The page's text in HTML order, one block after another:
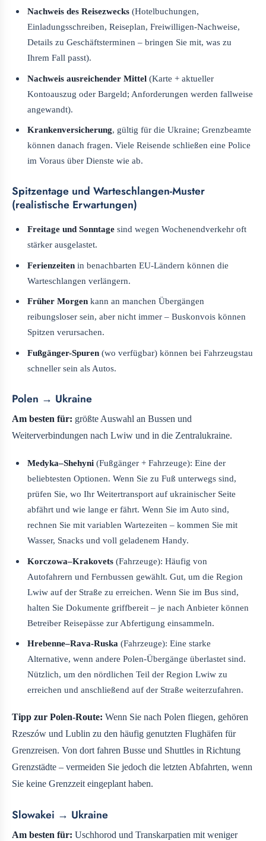
Nachweis des Reisezwecks (Hotelbuchungen,
Einladungsschreiben, Reiseplan, Freiwilligen-Nachweise,
Details zu Geschäftsterminen – bringen Sie mit, was zu
Ihrem Fall passt).
Nachweis ausreichender Mittel (Karte + aktueller
Kontoauszug oder Bargeld; Anforderungen werden fallweise
angewandt).
Krankenversicherung, gültig für die Ukraine; Grenzbeamte
können danach fragen. Viele Reisende schließen eine Police
im Voraus über Dienste wie ab.
Spitzentage und Warteschlangen-Muster
(realistische Erwartungen)
Freitage und Sonntage sind wegen Wochenendverkehr oft
stärker ausgelastet.
Ferienzeiten in benachbarten EU-Ländern können die
Warteschlangen verlängern.
Früher Morgen kann an manchen Übergängen
reibungsloser sein, aber nicht immer – Buskonvois können
Spitzen verursachen.
Fußgänger-Spuren (wo verfügbar) können bei Fahrzeugstau
schneller sein als Autos.
Polen → Ukraine
Am besten für: größte Auswahl an Bussen und
Weiterverbindungen nach Lwiw und in die Zentralukraine.
Medyka–Shehyni (Fußgänger + Fahrzeuge): Eine der
beliebtesten Optionen. Wenn Sie zu Fuß unterwegs sind,
prüfen Sie, wo Ihr Weitertransport auf ukrainischer Seite
abfährt und wie lange er fährt. Wenn Sie im Auto sind,
rechnen Sie mit variablen Wartezeiten – kommen Sie mit
Wasser, Snacks und voll geladenem Handy.
Korczowa–Krakovets (Fahrzeuge): Häufig von
Autofahrern und Fernbussen gewählt. Gut, um die Region
Lwiw auf der Straße zu erreichen. Wenn Sie im Bus sind,
halten Sie Dokumente griffbereit – je nach Anbieter können
Betreiber Reisepässe zur Abfertigung einsammeln.
Hrebenne–Rava-Ruska (Fahrzeuge): Eine starke
Alternative, wenn andere Polen-Übergänge überlastet sind.
Nützlich, um den nördlichen Teil der Region Lwiw zu
erreichen und anschließend auf der Straße weiterzufahren.
Tipp zur Polen-Route: Wenn Sie nach Polen fliegen, gehören
Rzeszów und Lublin zu den häufig genutzten Flughäfen für
Grenzreisen. Von dort fahren Busse und Shuttles in Richtung
Grenzstädte – vermeiden Sie jedoch die letzten Abfahrten, wenn
Sie keine Grenzzeit eingeplant haben.
Slowakei → Ukraine
Am besten für: Uschhorod und Transkarpatien mit weniger